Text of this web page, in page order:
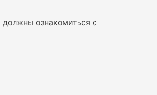
должны ознакомиться с